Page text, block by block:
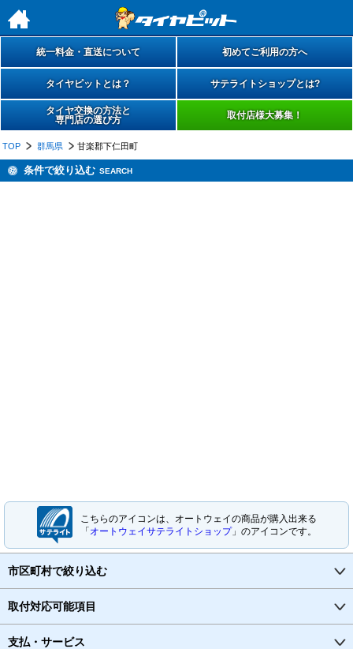
h
統一料金・直送について 初めてご利用の方へ
タイヤピットとは？ サテライトショップとは?
タイヤ交換の方法と
専門店の選び方
取付店様大募集！
TOP 群馬県 甘楽郡下仁田町
条件で絞り込む SEARCH
こちらのアイコンは、オートウェイの商品が購入出来る
「 オートウェイサテライトショップ」のアイコンです。
市区町村で絞り込む
取付対応可能項目
支払・サービス